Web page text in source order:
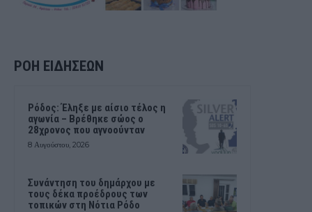
ΡΟΗ ΕΙΔΗΣΕΩΝ
Ρόδος: Έληξε με αίσιο τέλος η
αγωνία – Βρέθηκε σώος ο
28χρονος που αγνοούνταν
8 Αυγούστου, 2026
Συνάντηση του δημάρχου με
τους δέκα προέδρους των
τοπικών στη Νότια Ρόδο